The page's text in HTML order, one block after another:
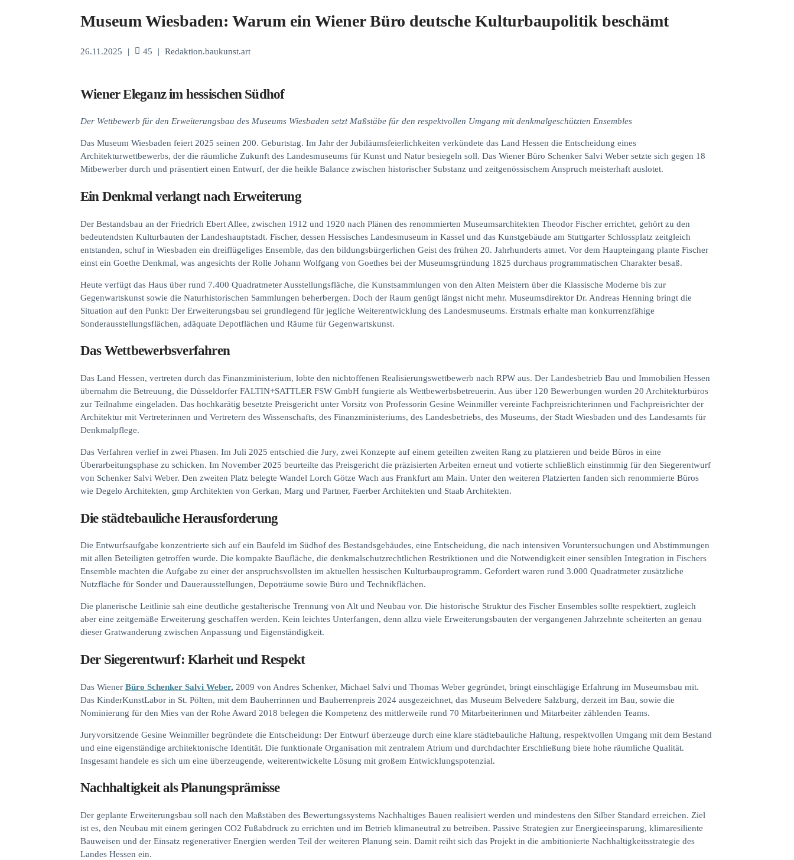
Museum Wiesbaden: Warum ein Wiener Büro deutsche Kulturbaupolitik beschämt
26.11.2025 | 45 | Redaktion.baukunst.art
Wiener Eleganz im hessischen Südhof
Der Wettbewerb für den Erweiterungsbau des Museums Wiesbaden setzt Maßstäbe für den respektvollen Umgang mit denkmalgeschützten Ensembles
Das Museum Wiesbaden feiert 2025 seinen 200. Geburtstag. Im Jahr der Jubiläumsfeierlichkeiten verkündete das Land Hessen die Entscheidung eines
Architekturwettbewerbs, der die räumliche Zukunft des Landesmuseums für Kunst und Natur besiegeln soll. Das Wiener Büro Schenker Salvi Weber setzte sich gegen 18
Mitbewerber durch und präsentiert einen Entwurf, der die heikle Balance zwischen historischer Substanz und zeitgenössischem Anspruch meisterhaft auslotet.
Ein Denkmal verlangt nach Erweiterung
Der Bestandsbau an der Friedrich Ebert Allee, zwischen 1912 und 1920 nach Plänen des renommierten Museumsarchitekten Theodor Fischer errichtet, gehört zu den
bedeutendsten Kulturbauten der Landeshauptstadt. Fischer, dessen Hessisches Landesmuseum in Kassel und das Kunstgebäude am Stuttgarter Schlossplatz zeitgleich
entstanden, schuf in Wiesbaden ein dreiflügeliges Ensemble, das den bildungsbürgerlichen Geist des frühen 20. Jahrhunderts atmet. Vor dem Haupteingang plante Fischer
einst ein Goethe Denkmal, was angesichts der Rolle Johann Wolfgang von Goethes bei der Museumsgründung 1825 durchaus programmatischen Charakter besaß.
Heute verfügt das Haus über rund 7.400 Quadratmeter Ausstellungsfläche, die Kunstsammlungen von den Alten Meistern über die Klassische Moderne bis zur
Gegenwartskunst sowie die Naturhistorischen Sammlungen beherbergen. Doch der Raum genügt längst nicht mehr. Museumsdirektor Dr. Andreas Henning bringt die
Situation auf den Punkt: Der Erweiterungsbau sei grundlegend für jegliche Weiterentwicklung des Landesmuseums. Erstmals erhalte man konkurrenzfähige
Sonderausstellungsflächen, adäquate Depotflächen und Räume für Gegenwartskunst.
Das Wettbewerbsverfahren
Das Land Hessen, vertreten durch das Finanzministerium, lobte den nichtoffenen Realisierungswettbewerb nach RPW aus. Der Landesbetrieb Bau und Immobilien Hessen
übernahm die Betreuung, die Düsseldorfer FALTIN+SATTLER FSW GmbH fungierte als Wettbewerbsbetreuerin. Aus über 120 Bewerbungen wurden 20 Architekturbüros
zur Teilnahme eingeladen. Das hochkarätig besetzte Preisgericht unter Vorsitz von Professorin Gesine Weinmiller vereinte Fachpreisrichterinnen und Fachpreisrichter der
Architektur mit Vertreterinnen und Vertretern des Wissenschafts, des Finanzministeriums, des Landesbetriebs, des Museums, der Stadt Wiesbaden und des Landesamts für
Denkmalpflege.
Das Verfahren verlief in zwei Phasen. Im Juli 2025 entschied die Jury, zwei Konzepte auf einem geteilten zweiten Rang zu platzieren und beide Büros in eine
Überarbeitungsphase zu schicken. Im November 2025 beurteilte das Preisgericht die präzisierten Arbeiten erneut und votierte schließlich einstimmig für den Siegerentwurf
von Schenker Salvi Weber. Den zweiten Platz belegte Wandel Lorch Götze Wach aus Frankfurt am Main. Unter den weiteren Platzierten fanden sich renommierte Büros
wie Degelo Architekten, gmp Architekten von Gerkan, Marg und Partner, Faerber Architekten und Staab Architekten.
Die städtebauliche Herausforderung
Die Entwurfsaufgabe konzentrierte sich auf ein Baufeld im Südhof des Bestandsgebäudes, eine Entscheidung, die nach intensiven Voruntersuchungen und Abstimmungen
mit allen Beteiligten getroffen wurde. Die kompakte Baufläche, die denkmalschutzrechtlichen Restriktionen und die Notwendigkeit einer sensiblen Integration in Fischers
Ensemble machten die Aufgabe zu einer der anspruchsvollsten im aktuellen hessischen Kulturbauprogramm. Gefordert waren rund 3.000 Quadratmeter zusätzliche
Nutzfläche für Sonder und Dauerausstellungen, Depoträume sowie Büro und Technikflächen.
Die planerische Leitlinie sah eine deutliche gestalterische Trennung von Alt und Neubau vor. Die historische Struktur des Fischer Ensembles sollte respektiert, zugleich
aber eine zeitgemäße Erweiterung geschaffen werden. Kein leichtes Unterfangen, denn allzu viele Erweiterungsbauten der vergangenen Jahrzehnte scheiterten an genau
dieser Gratwanderung zwischen Anpassung und Eigenständigkeit.
Der Siegerentwurf: Klarheit und Respekt
Das Wiener Büro Schenker Salvi Weber, 2009 von Andres Schenker, Michael Salvi und Thomas Weber gegründet, bringt einschlägige Erfahrung im Museumsbau mit.
Das KinderKunstLabor in St. Pölten, mit dem Bauherrinnen und Bauherrenpreis 2024 ausgezeichnet, das Museum Belvedere Salzburg, derzeit im Bau, sowie die
Nominierung für den Mies van der Rohe Award 2018 belegen die Kompetenz des mittlerweile rund 70 Mitarbeiterinnen und Mitarbeiter zählenden Teams.
Juryvorsitzende Gesine Weinmiller begründete die Entscheidung: Der Entwurf überzeuge durch eine klare städtebauliche Haltung, respektvollen Umgang mit dem Bestand
und eine eigenständige architektonische Identität. Die funktionale Organisation mit zentralem Atrium und durchdachter Erschließung biete hohe räumliche Qualität.
Insgesamt handele es sich um eine überzeugende, weiterentwickelte Lösung mit großem Entwicklungspotenzial.
Nachhaltigkeit als Planungsprämisse
Der geplante Erweiterungsbau soll nach den Maßstäben des Bewertungssystems Nachhaltiges Bauen realisiert werden und mindestens den Silber Standard erreichen. Ziel
ist es, den Neubau mit einem geringen CO2 Fußabdruck zu errichten und im Betrieb klimaneutral zu betreiben. Passive Strategien zur Energieeinsparung, klimaresiliente
Bauweisen und der Einsatz regenerativer Energien werden Teil der weiteren Planung sein. Damit reiht sich das Projekt in die ambitionierte Nachhaltigkeitsstrategie des
Landes Hessen ein.